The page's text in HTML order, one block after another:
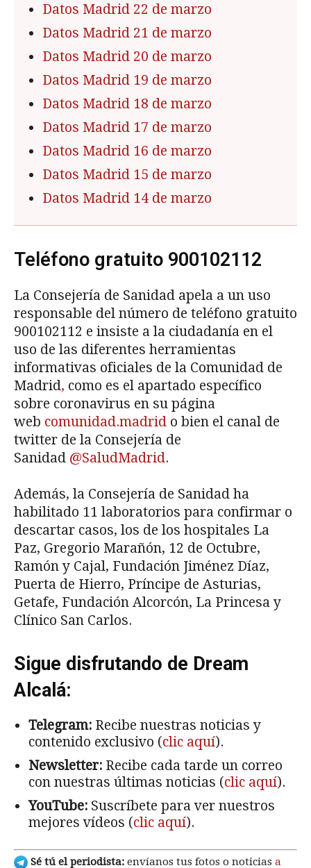
Datos Madrid 22 de marzo
Datos Madrid 21 de marzo
Datos Madrid 20 de marzo
Datos Madrid 19 de marzo
Datos Madrid 18 de marzo
Datos Madrid 17 de marzo
Datos Madrid 16 de marzo
Datos Madrid 15 de marzo
Datos Madrid 14 de marzo
Teléfono gratuito 900102112
La Consejería de Sanidad apela a un uso
responsable del número de teléfono gratuito
900102112 e insiste a la ciudadanía en el
uso de las diferentes herramientas
informativas oficiales de la Comunidad de
Madrid, como es el apartado específico
sobre coronavirus en su página
web comunidad.madrid o bien el canal de
twitter de la Consejería de
Sanidad @SaludMadrid.
Además, la Consejería de Sanidad ha
habilitado 11 laboratorios para confirmar o
descartar casos, los de los hospitales La
Paz, Gregorio Marañón, 12 de Octubre,
Ramón y Cajal, Fundación Jiménez Díaz,
Puerta de Hierro, Príncipe de Asturias,
Getafe, Fundación Alcorcón, La Princesa y
Clínico San Carlos.
Sigue disfrutando de Dream
Alcalá:
Telegram: Recibe nuestras noticias y
contenido exclusivo (clic aquí).
Newsletter: Recibe cada tarde un correo
con nuestras últimas noticias (clic aquí).
YouTube: Suscríbete para ver nuestros
mejores vídeos (clic aquí).
Sé tú el periodista: envíanos tus fotos o noticias a